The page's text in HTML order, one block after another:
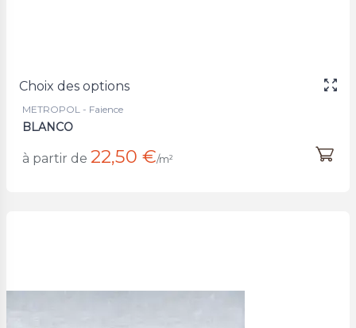
Choix des options
METROPOL - Faience
BLANCO
à partir de 22,50 €/m²